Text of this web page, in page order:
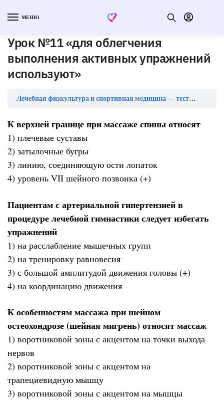
МЕНЮ
Урок №11 «для облегчения
выполнения активных упражнений
используют»
Лечебная физкультура и спортивная медицина — тесты с ответами
К верхней границе при массаже спины относят
1) плечевые суставы
2) затылочные бугры
3) линию, соединяющую ости лопаток
4) уровень VII шейного позвонка (+)
Пациентам с артериальной гипертензией в
процедуре лечебной гимнастики следует избегать
упражнений
1) на расслабление мышечных групп
2) на тренировку равновесия
3) с большой амплитудой движения головы (+)
4) на координацию движения
К особенностям массажа при шейном
остеохондрозе (шейная мигрень) относят массаж
1) воротниковой зоны с акцентом на точки выхода
нервов
2) воротниковой зоны с акцентом на
трапециевидную мышцу
3) воротниковой зоны с акцентом на мышцы